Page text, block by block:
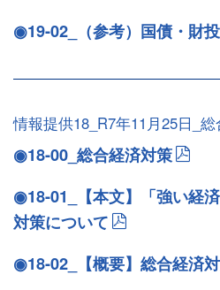
◉19-02_（参考）国債・財
情報提供18_R7年11月25日_
◉18-00_総合経済対策
◉18-01_【本文】「強い経
対策について
◉18-02_【概要】総合経済